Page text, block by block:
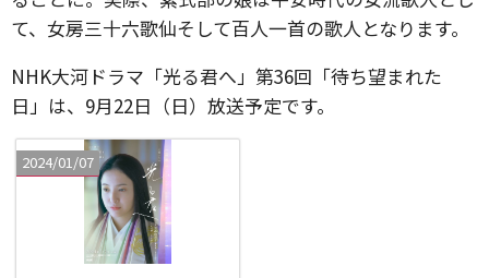
て、女房三十六歌仙そして百人一首の歌人となります。
NHK大河ドラマ「光る君へ」第36回「待ち望まれた
日」は、9月22日（日）放送予定です。
2024/01/07